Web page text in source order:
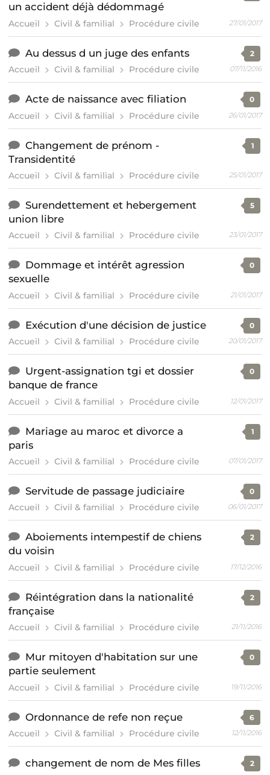
un accident déjà dédommagé
Accueil Civil & familial Procédure civile 27/01/2017
Au dessus d un juge des enfants
Accueil Civil & familial Procédure civile
2
07/11/2016
Acte de naissance avec filiation
Accueil Civil & familial Procédure civile
0
26/01/2017
Changement de prénom -
Transidentité
Accueil Civil & familial Procédure civile
1
25/01/2017
Surendettement et hebergement
union libre
Accueil Civil & familial Procédure civile
5
23/01/2017
Dommage et intérêt agression
sexuelle
Accueil Civil & familial Procédure civile
0
21/01/2017
Exécution d'une décision de justice
Accueil Civil & familial Procédure civile
0
20/01/2017
Urgent-assignation tgi et dossier
banque de france
Accueil Civil & familial Procédure civile
0
12/01/2017
Mariage au maroc et divorce a
paris
Accueil Civil & familial Procédure civile
1
07/01/2017
Servitude de passage judiciaire
Accueil Civil & familial Procédure civile
0
06/01/2017
Aboiements intempestif de chiens
du voisin
Accueil Civil & familial Procédure civile
2
17/12/2016
Réintégration dans la nationalité
française
Accueil Civil & familial Procédure civile
2
21/11/2016
Mur mitoyen d'habitation sur une
partie seulement
Accueil Civil & familial Procédure civile
0
19/11/2016
Ordonnance de refe non reçue
Accueil Civil & familial Procédure civile
6
12/11/2016
changement de nom de Mes filles 2